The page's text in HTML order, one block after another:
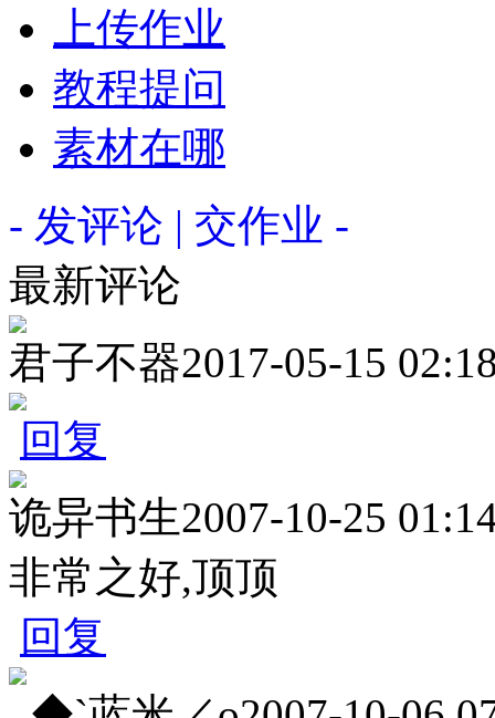
上传作业
教程提问
素材在哪
- 发评论 | 交作业 -
最新评论
君子不器2017-05-15
回复
诡异书生2007-10-25
非常之好,顶顶
回复